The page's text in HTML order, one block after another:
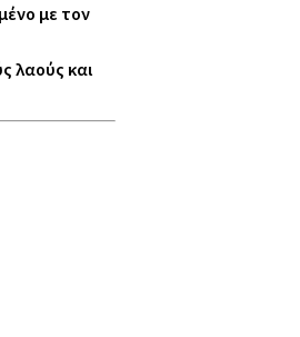
με τον
λαούς και